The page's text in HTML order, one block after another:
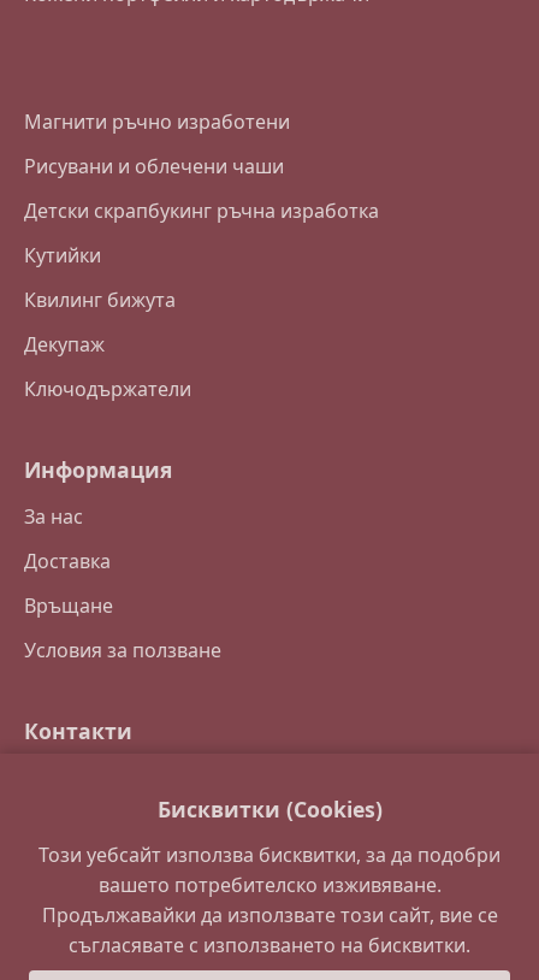
Магнити ръчно изработени
Рисувани и облечени чаши
Детски скрапбукинг ръчна изработка
Кутийки
Квилинг бижута
Декупаж
Ключодържатели
Информация
За нас
Доставка
Връщане
Условия за ползване
Контакти
Често задавани въпроси
Партньори
Бисквитки (Cookies)
Този уебсайт използва бисквитки, за да подобри
вашето потребителско изживяване.
Продължавайки да използвате този сайт, вие се
съгласявате с използването на бисквитки.